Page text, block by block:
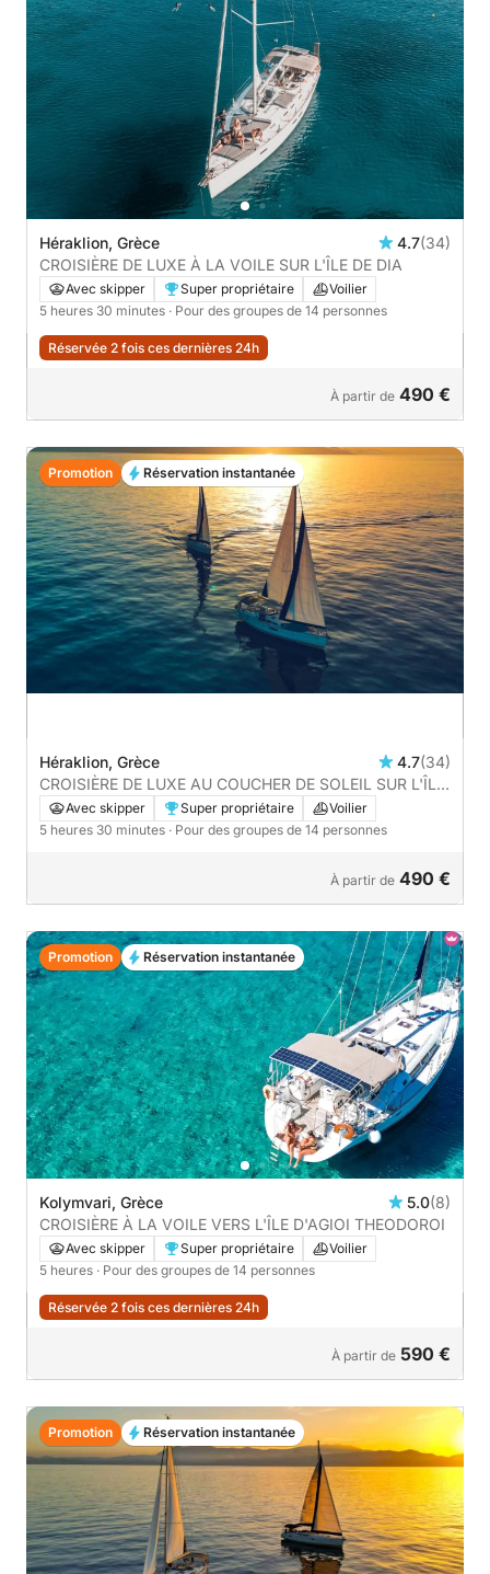
Héraklion, Grèce 4.7(34)
CROISIÈRE DE LUXE À LA VOILE SUR L'ÎLE DE DIA
Avec skipper Super propriétaire
Voilier
5 heures 30 minutes · Pour des groupes de 14 personnes
Réservée 2 fois ces dernières 24h
À partir de 490 €
Héraklion, Grèce 4.7(34)
CROISIÈRE DE LUXE AU COUCHER DE SOLEIL SUR L'ÎLE
DE DIA
Avec skipper Super propriétaire
Voilier
5 heures 30 minutes · Pour des groupes de 14 personnes
À partir de 490 €
Promotion Réservation instantanée
Kolymvari, Grèce 5.0(8)
CROISIÈRE À LA VOILE VERS L'ÎLE D'AGIOI THEODOROI
Avec skipper Super propriétaire
Voilier
5 heures · Pour des groupes de 14 personnes
Réservée 2 fois ces dernières 24h
À partir de 590 €
Promotion Réservation instantanée
Promotion Réservation instantanée